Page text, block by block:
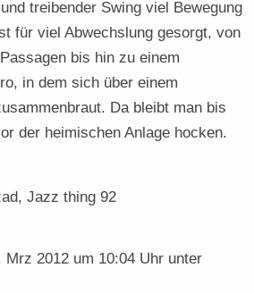
treibender Swing viel Bewegung
für viel Abwechslung gesorgt, von
bis hin zu einem
in dem sich über einem
Da bleibt man bis
der heimischen Anlage hocken.
, Jazz thing 92
Mrz 2012 um 10:04 Uhr unter